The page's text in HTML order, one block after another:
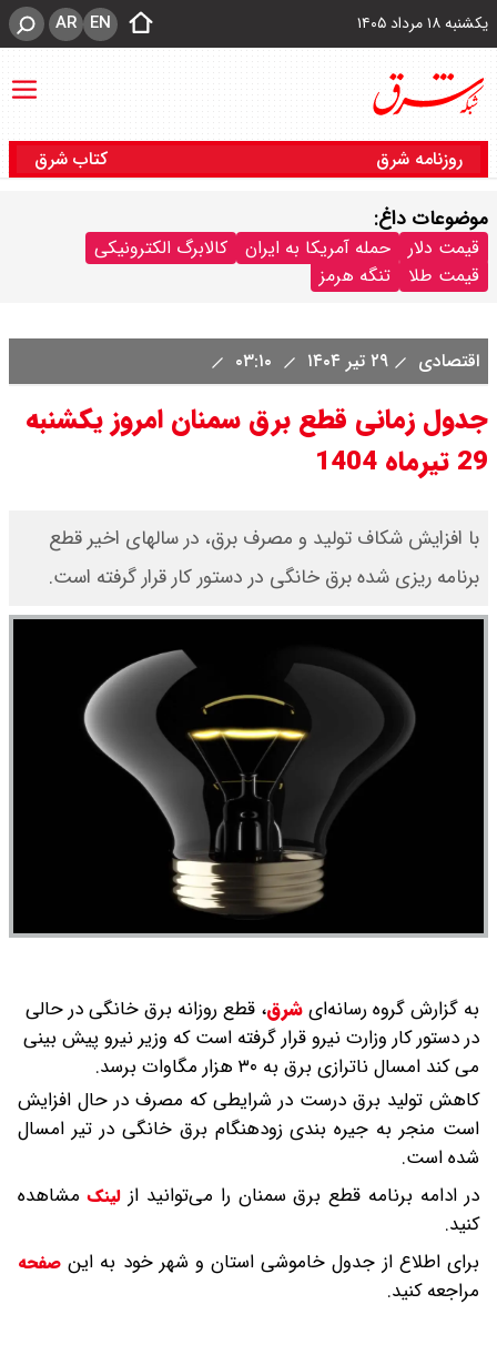
یکشنبه ۱۸ مرداد ۱۴۰۵ EN
AR
روزنامه شرق کتاب شرق
موضوعات داغ:
قیمت دلار حمله آمریکا به ایران
کالابرگ الکترونیکی
قیمت طلا
تنگه هرمز
اقتصادی ۲۹ تیر ۱۴۰۴
جدول زمانی قطع برق سمنان امروز یکشنبه
29 تیرماه 1404
با افزایش شکاف تولید و مصرف برق، در سالهای اخیر قطع
برنامه ریزی شده برق خانگی در دستور کار قرار گرفته است.
به گزارش گروه رسانه‌ایشرق، قطع روزانه برق خانگی در حالی
در دستور کار وزارت نیرو قرار گرفته است که وزیر نیرو پیش بینی
می کند امسال ناترازی برق به ۳۰ هزار مگاوات برسد.
کاهش تولید برق درست در شرایطی که مصرف در حال افزایش
است منجر به جیره بندی زودهنگام برق خانگی در تیر امسال
شده است.
در ادامه برنامه قطع برق سمنان را می‌توانید ازلینک مشاهده
کنید.
برای اطلاع از جدول خاموشی استان و شهر خود به این صفحه
مراجعه کنید.